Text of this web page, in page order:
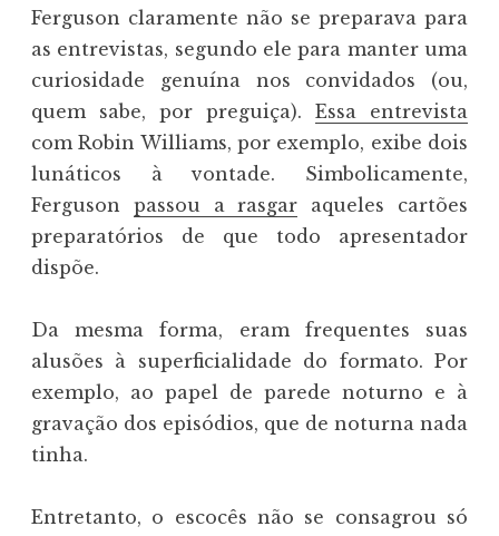
Ferguson claramente não se preparava para
as entrevistas, segundo ele para manter uma
curiosidade genuína nos convidados (ou,
quem sabe, por preguiça). Essa entrevista
com Robin Williams, por exemplo, exibe dois
lunáticos à vontade. Simbolicamente,
Ferguson passou a rasgar aqueles cartões
preparatórios de que todo apresentador
dispõe.
Da mesma forma, eram frequentes suas
alusões à superficialidade do formato. Por
exemplo, ao papel de parede noturno e à
gravação dos episódios, que de noturna nada
tinha.
Entretanto, o escocês não se consagrou só